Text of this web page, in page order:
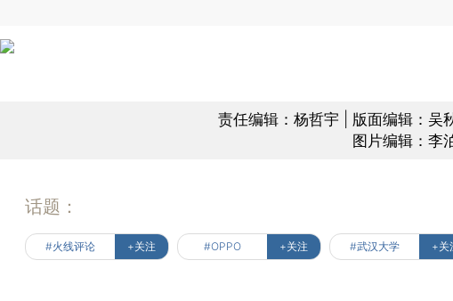
责任编辑：杨哲宇 | 版面编辑：吴
图片编辑：李
话题：
#火线评论 +关注 #OPPO +关注 #武汉大学 +关